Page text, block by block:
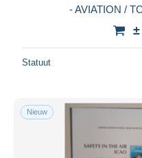
- AVIATION /
Statuut
Nieuw